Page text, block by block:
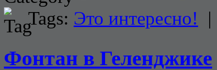
Tags: Это интересно!
Фонтан в Геленджике